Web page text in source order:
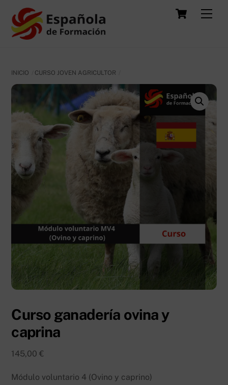
content
INICIO CURSO JOVEN AGRICULTOR
Curso ganadería ovina y
caprina
145,00€
Módulo voluntario 4 (Ovino y caprino)